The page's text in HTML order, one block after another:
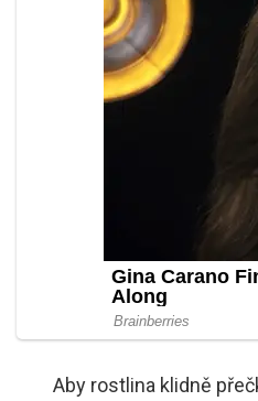
Aby rostlina klidně